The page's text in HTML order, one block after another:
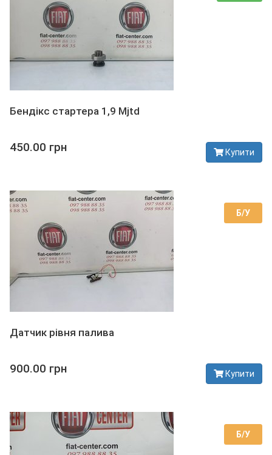
Бендікс стартера 1,9 Mjtd
450.00 грн Купити
Б/У
Датчик рівня палива
900.00 грн Купити
Б/У